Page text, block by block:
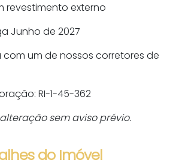
revestimento externo
Junho de 2027
um de nossos corretores de
RI-1-45-362
sem aviso prévio.
do Imóvel